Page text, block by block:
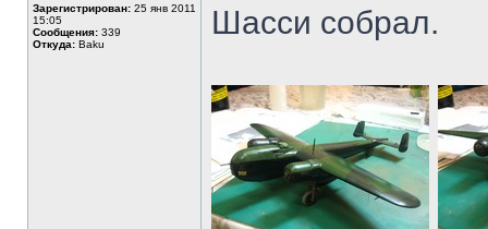
Зарегистрирован: 25 янв 2011
15:05
Сообщения: 339
Откуда: Baku
Шасси собрал.